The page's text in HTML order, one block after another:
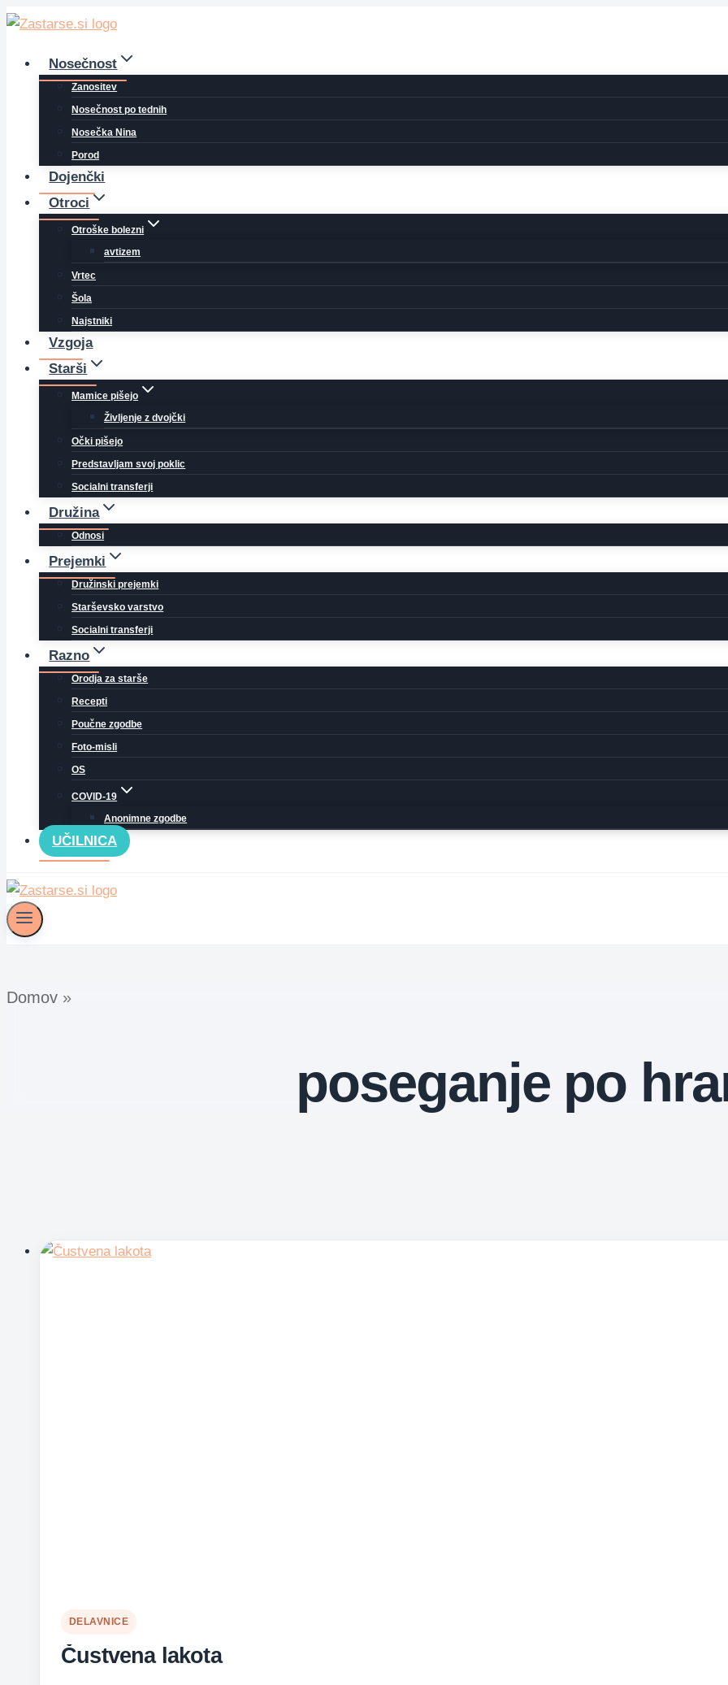
Skip
contentNosečnost
Zanositev
Nosečnost po tednih
Nosečka Nina
Porod
Dojenčki
Otroci
Otroške bolezni
avtizem
Vrtec
Šola
Najstniki
Vzgoja
Starši
Mamice pišejo
Življenje z dvojčki
Očki pišejo
Predstavljam svoj poklic
Socialni transferji
Družina
Odnosi
Prejemki
Družinski prejemki
Starševsko varstvo
Socialni transferji
Razno
Orodja za starše
Recepti
Poučne zgodbe
Foto-misli
OS
COVID-19
Anonimne zgodbe
UČILNICA
Domov »
poseganje po
DELAVNICE
Čustvena lakota